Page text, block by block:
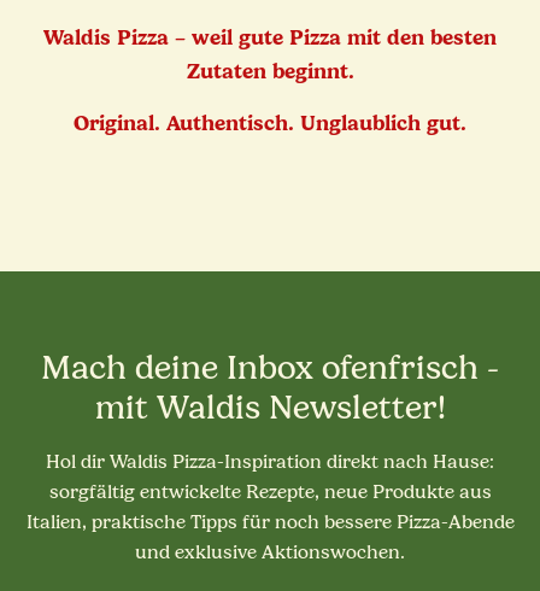
Waldis Pizza – weil gute Pizza mit den besten
Zutaten beginnt.
Original. Authentisch. Unglaublich gut.
Mach deine Inbox ofenfrisch -
mit Waldis Newsletter!
Hol dir Waldis Pizza-Inspiration direkt nach Hause:
sorgfältig entwickelte Rezepte, neue Produkte aus
Italien, praktische Tipps für noch bessere Pizza-Abende
und exklusive Aktionswochen.